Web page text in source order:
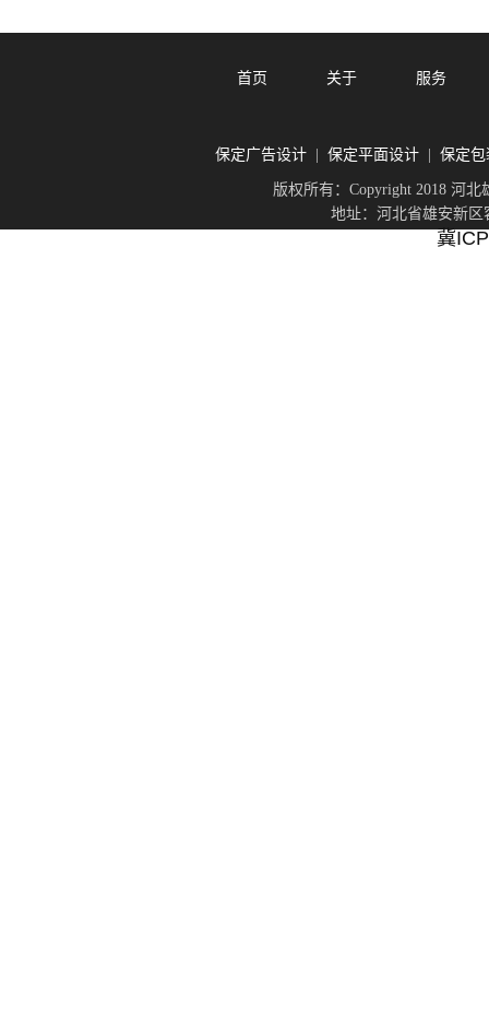
首页 关于 服务
保定广告设计| 保定平面设计| 保定包
版权所有：Copyright 2018 河
地址：河北省雄安新区
冀